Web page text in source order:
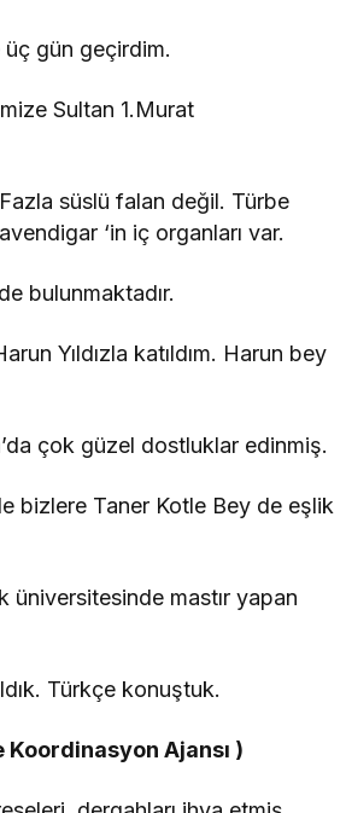
üç gün geçirdim.
Sultan 1.Murat
Fazla süslü falan değil. Türbe
‘in iç organları var.
bulunmaktadır.
Yıldızla katıldım. Harun bey
çok güzel dostluklar edinmiş.
bizlere Taner Kotle Bey de eşlik
mastır yapan
Türkçe konuştuk.
Ajansı )